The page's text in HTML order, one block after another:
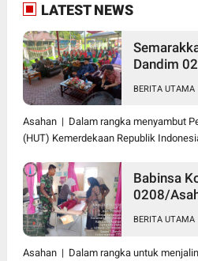
LATEST NEWS
Dandim
Darah di
Asahan
BERITA UTAMA
Asahan | Dalam rangka menyambut
(HUT) Kemerdekaan Republik
Babinsa
0208/
Pegawai
Puskesmas
BERITA UTAMA
Asahan | Dalam rangka untuk